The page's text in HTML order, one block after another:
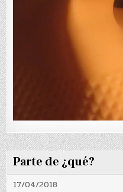
Parte de ¿qué?
17/04/2018